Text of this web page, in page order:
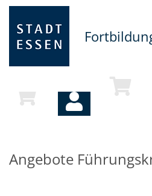
Angebote